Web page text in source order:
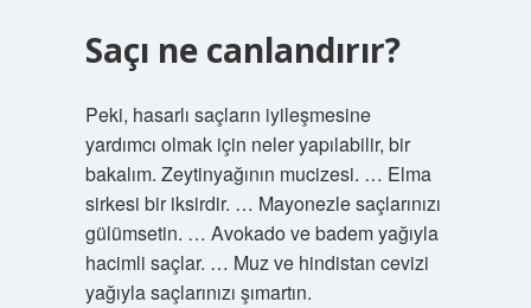
Saçı ne canlandırır?
Peki, hasarlı saçların iyileşmesine
yardımcı olmak için neler yapılabilir, bir
bakalım. Zeytinyağının mucizesi. … Elma
sirkesi bir iksirdir. … Mayonezle saçlarınızı
gülümsetin. … Avokado ve badem yağıyla
hacimli saçlar. … Muz ve hindistan cevizi
yağıyla saçlarınızı şımartın.